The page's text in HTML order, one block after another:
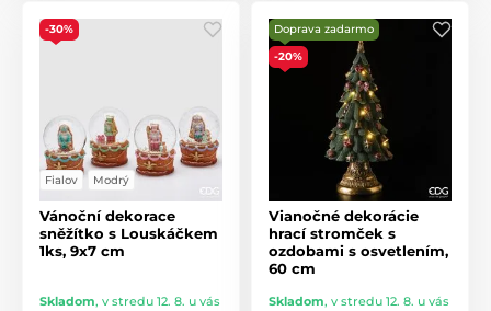
-30%
Fialov Modrý
Vánoční dekorace
sněžítko s Louskáčkem
1ks, 9x7 cm
Skladom, v stredu 12. 8. u vás
Doprava zadarmo
-20%
Vianočné dekorácie
hrací stromček s
ozdobami s osvetlením,
60 cm
Skladom, v stredu 12. 8. u vás